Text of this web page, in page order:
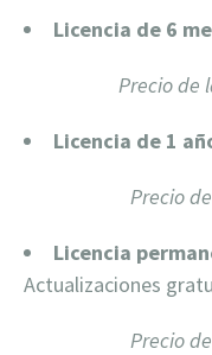
Licencia de 6
Precio de
Licencia de 1
Precio
Licencia
Actualizaciones
Precio